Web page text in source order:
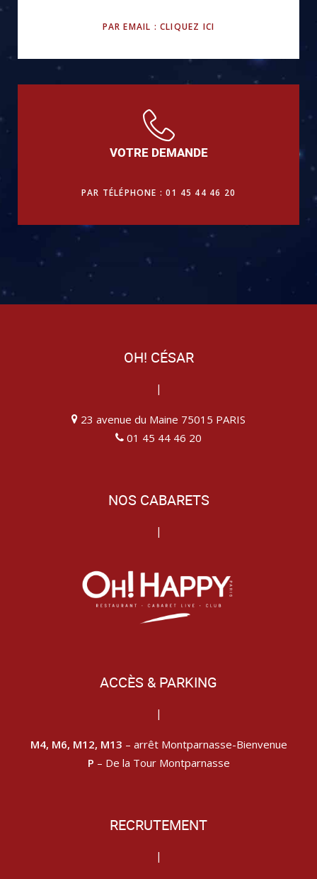
PAR EMAIL : CLIQUEZ ICI
VOTRE DEMANDE
PAR TÉLÉPHONE : 01 45 44 46 20
OH! CÉSAR
|
23 avenue du Maine 75015 PARIS
01 45 44 46 20
NOS CABARETS
|
ACCÈS & PARKING
|
M4, M6, M12, M13 – arrêt Montparnasse-Bienvenue
P – De la Tour Montparnasse
RECRUTEMENT
|